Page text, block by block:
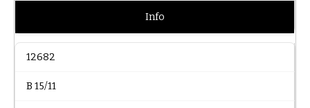
Info
12682
B 15/11